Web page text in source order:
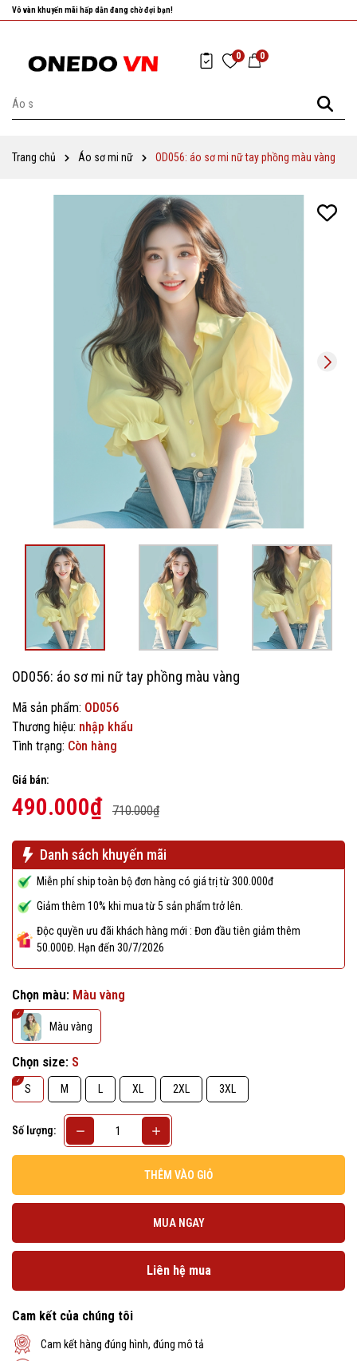
Vô vàn khuyến mãi hấp dẫn đang chờ đợi bạn!
Nhanh tay chọn cho mình những sản phẩm ưng ý nhất!
0 0
Trang chủ Áo sơ mi nữ OD056: áo sơ mi nữ tay phồng màu vàng
OD056: áo sơ mi nữ tay phồng màu vàng
Mã sản phẩm: OD056
Thương hiệu: nhập khẩu
Tình trạng: Còn hàng
Giá bán:
490.000₫ 710.000₫
Danh sách khuyến mãi
Miễn phí ship toàn bộ đơn hàng có giá trị từ 300.000đ
Giảm thêm 10% khi mua từ 5 sản phẩm trở lên.
Độc quyền ưu đãi khách hàng mới : Đơn đầu tiên giảm thêm
50.000Đ. Hạn đến 30/7/2026
Chọn màu: Màu vàng
Màu vàng
Chọn size: S
S M L XL 2XL 3XL
Số lượng:
THÊM VÀO GIỎ
MUA NGAY
Liên hệ mua
Cam kết của chúng tôi
Cam kết hàng đúng hình, đúng mô tả